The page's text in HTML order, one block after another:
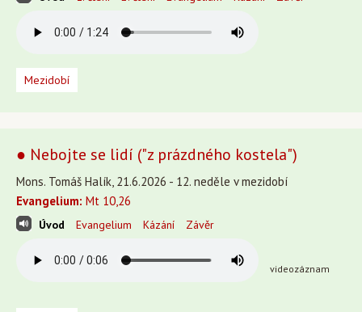
Mezidobí
● Nebojte se lidí ("z prázdného kostela")
Mons. Tomáš Halík, 21.6.2026 - 12. neděle v mezidobí
Evangelium: Mt 10,26
Úvod Evangelium Kázání Závěr
videozáznam